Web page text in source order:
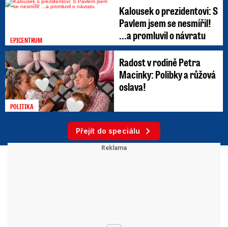
EPICENTRUM
Kalousek o prezidentovi: S
Pavlem jsem se nesmířil!
...a promluvil o návratu
POLITIKA
Radost v rodině Petra
Macinky: Polibky a růžová
oslava!
Přejít do speciálu